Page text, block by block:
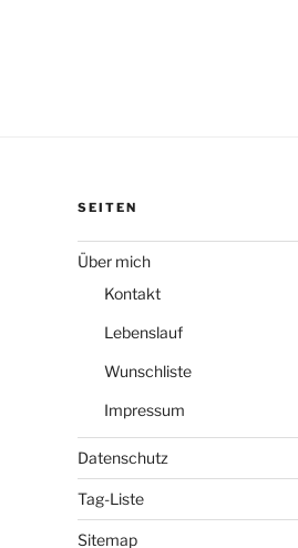
SEITEN
Über mich
Kontakt
Lebenslauf
Wunschliste
Impressum
Datenschutz
Tag-Liste
Sitemap